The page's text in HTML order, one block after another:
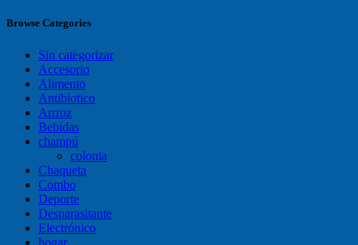
Browse Categories
Sin categorizar
Accesorio
Alimento
Antibiotico
Arrroz
Bebidas
champú
colonia
Chaqueta
Combo
Deporte
Desparasitante
Electrónico
hogar